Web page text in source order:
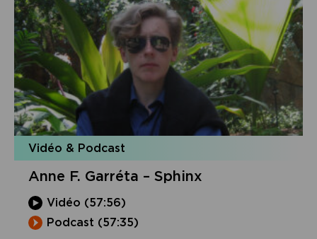
Vidéo & Podcast
Anne F. Garréta – Sphinx
Vidéo (57:56)
Podcast (57:35)